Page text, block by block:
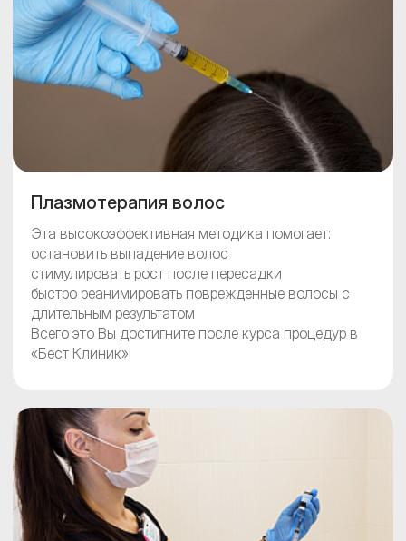
Плазмотерапия волос
Эта высокоэффективная методика помогает:
остановить выпадение волос
стимулировать рост после пересадки
быстро реанимировать поврежденные волосы с
длительным результатом
Всего это Вы достигните после курса процедур в
«Бест Клиник»!